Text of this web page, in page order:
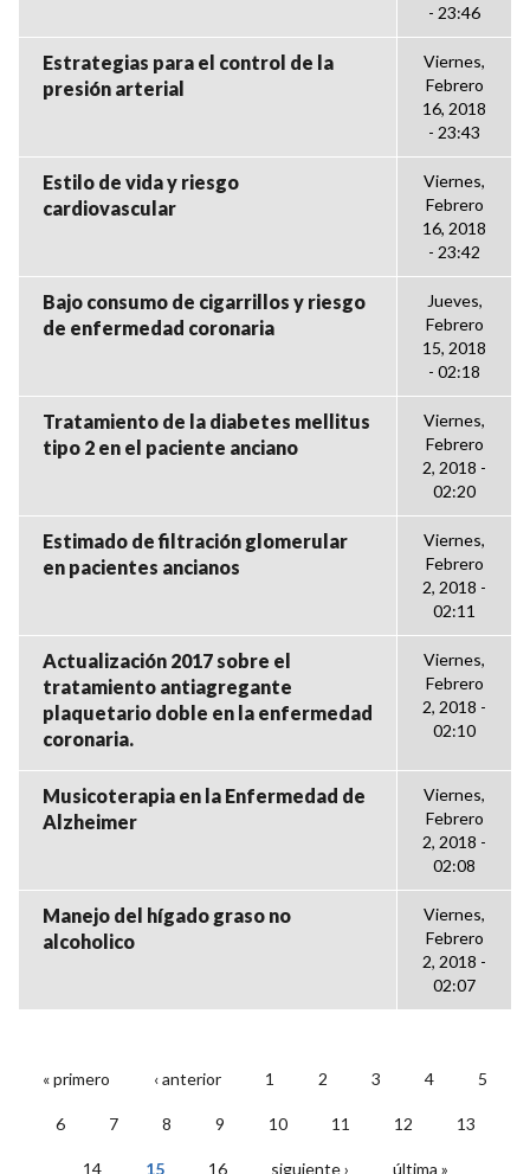
- 23:46
Estrategias para el control de la
presión arterial
Viernes,
Febrero
16, 2018
- 23:43
Estilo de vida y riesgo
cardiovascular
Viernes,
Febrero
16, 2018
- 23:42
Bajo consumo de cigarrillos y riesgo
de enfermedad coronaria
Jueves,
Febrero
15, 2018
- 02:18
Tratamiento de la diabetes mellitus
tipo 2 en el paciente anciano
Viernes,
Febrero
2, 2018 -
02:20
Estimado de filtración glomerular
en pacientes ancianos
Viernes,
Febrero
2, 2018 -
02:11
Actualización 2017 sobre el
tratamiento antiagregante
plaquetario doble en la enfermedad
coronaria.
Viernes,
Febrero
2, 2018 -
02:10
Musicoterapia en la Enfermedad de
Alzheimer
Viernes,
Febrero
2, 2018 -
02:08
Manejo del hígado graso no
alcoholico
Viernes,
Febrero
2, 2018 -
02:07
PÁGINAS
« primero ‹ anterior 1 2 3 4 5
6 7 8 9 10 11 12 13
14 15 16 siguiente › última »